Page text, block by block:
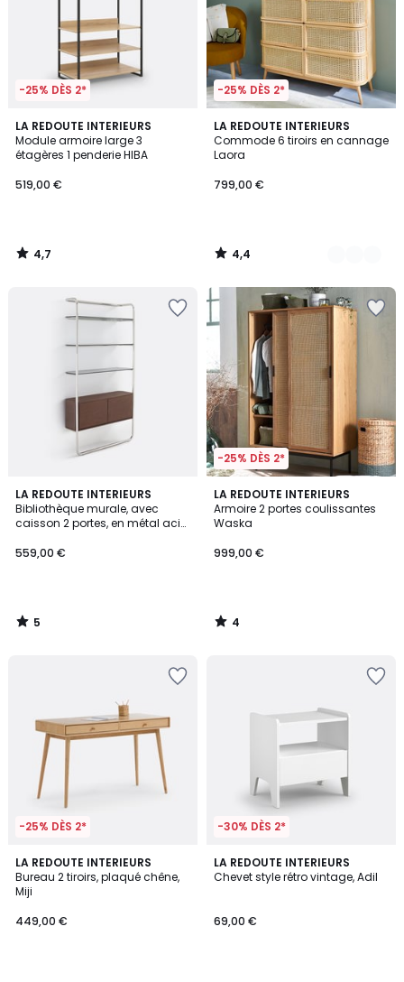
-25% DÈS 2*
LA REDOUTE INTERIEURS
Module armoire large 3
étagères 1 penderie HIBA
519,00 €
4,7
/ 5
4,7
/
-25% DÈS 2*
LA REDOUTE INTERIEURS
Commode 6 tiroirs en cannage
Laora
799,00 €
4,4
/ 5
2
Couleurs
4,4
/
LA REDOUTE INTERIEURS
Bibliothèque murale, avec
caisson 2 portes, en métal acier
559,00 €
5
/
5
5
/
-25% DÈS 2*
LA REDOUTE INTERIEURS
Armoire 2 portes coulissantes
Waska
999,00 €
4
/
5
4
/
-25% DÈS 2*
LA REDOUTE INTERIEURS
Bureau 2 tiroirs, plaqué chêne,
Miji
449,00 €
4,1
/ 5
-30% DÈS 2*
LA REDOUTE INTERIEURS
Chevet style rétro vintage, Adil
69,00 €
3,9
/ 5
4
Couleurs